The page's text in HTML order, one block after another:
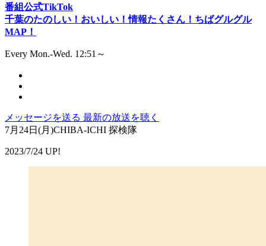
番組公式TikTok
千葉のたのしい！おいしい！情報たくさん！ちばグルグル
MAP！
Every Mon.-Wed. 12:51～
メッセージを送る 最新の放送を聴く
7月24日(月)CHIBA-ICHI 探検隊
2023/7/24 UP!